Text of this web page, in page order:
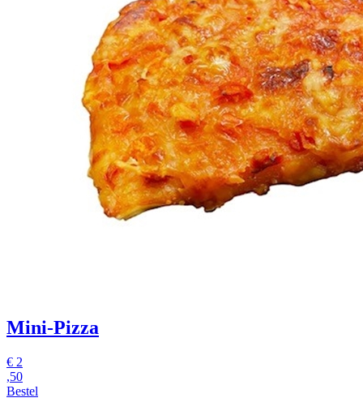
Mini-Pizza
€ 2
,50
Bestel